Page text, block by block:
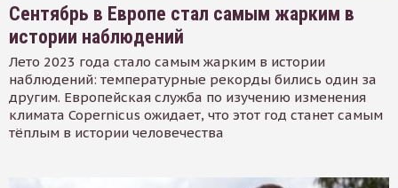
Сентябрь в Европе стал самым жарким в
истории наблюдений
Лето 2023 года стало самым жарким в истории
наблюдений: температурные рекорды бились один за
другим. Европейская служба по изучению изменения
климата Copernicus ожидает, что этот год станет самым
тёплым в истории человечества